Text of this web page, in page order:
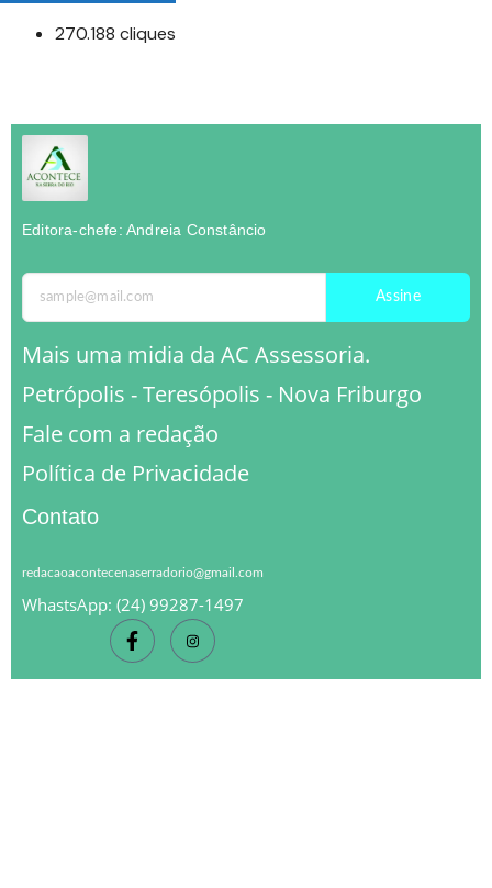
270.188 cliques
Editora-chefe: Andreia Constâncio
Assine
Mais uma midia da AC Assessoria.
Petrópolis - Teresópolis - Nova Friburgo
Fale com a redação
Política de Privacidade
Contato
redacaoacontecenaserradorio@gmail.com
WhastsApp: (24) 99287-1497